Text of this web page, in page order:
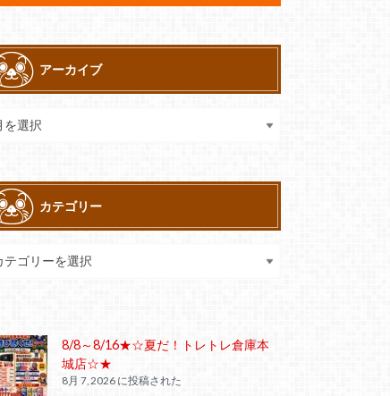
アーカイブ
カテゴリー
8/8～8/16★☆夏だ！トレトレ倉庫本
城店☆★
8月 7, 2026 に投稿された